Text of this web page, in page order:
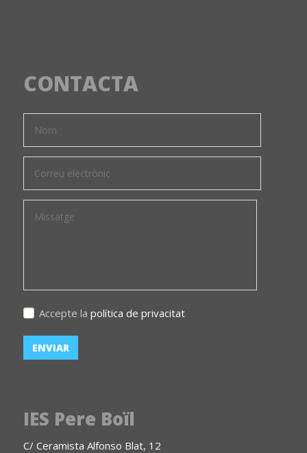
CONTACTA
Accepte la política de privacitat
IES Pere Boïl
C/ Ceramista Alfonso Blat, 12